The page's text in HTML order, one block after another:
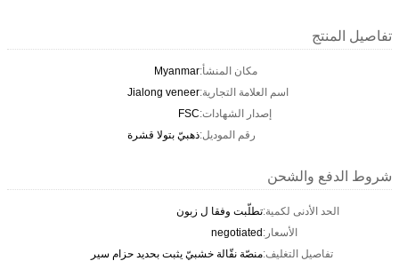
تفاصيل المنتج
مكان المنشأ:Myanmar
اسم العلامة التجارية:Jialong veneer
إصدار الشهادات:FSC
رقم الموديل:ذهبيّ بتولا قشرة
شروط الدفع والشحن
الحد الأدنى لكمية:تطلّبت وفقا ل زبون
الأسعار:negotiated
تفاصيل التغليف:منصّة نقّالة خشبيّ يثبت بحديد حزام سير